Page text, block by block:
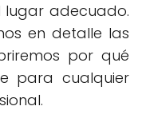
lugar adecuado.
en detalle las
por qué
para cualquier